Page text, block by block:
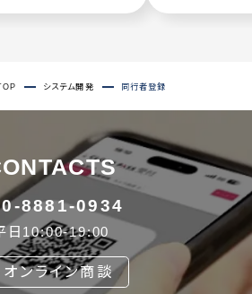
システム開発 同行者登録
8881-0934
日10:00-19:00
オンライン商談